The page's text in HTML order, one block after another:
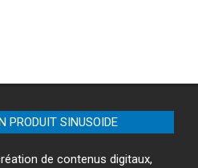
PRODUIT SINUSOIDE
de contenus digitaux,